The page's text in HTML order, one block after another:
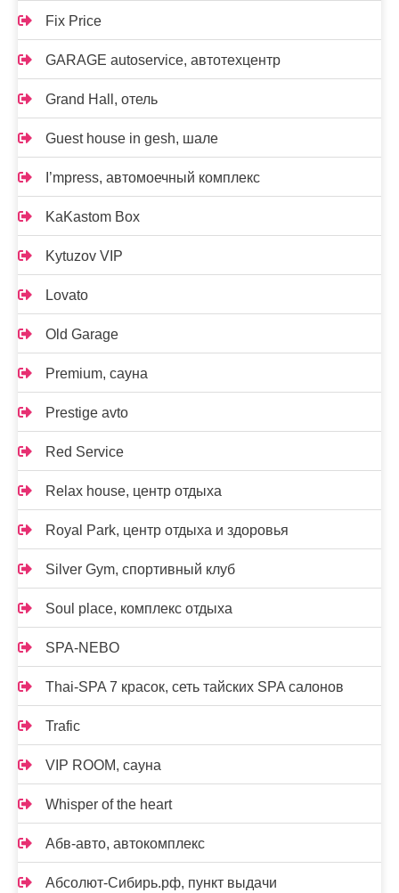
Fix Price
GARAGE autoservice, автотехцентр
Grand Hall, отель
Guest house in gesh, шале
I’mpress, автомоечный комплекс
KaKastom Box
Kytuzov VIP
Lovato
Old Garage
Premium, сауна
Prestige avto
Red Service
Relax house, центр отдыха
Royal Park, центр отдыха и здоровья
Silver Gym, спортивный клуб
Soul place, комплекс отдыха
SPA-NEBO
Thai-SPA 7 красок, сеть тайских SPA салонов
Trafic
VIP ROOM, сауна
Whisper of the heart
Абв-авто, автокомплекс
Абсолют-Сибирь.рф, пункт выдачи